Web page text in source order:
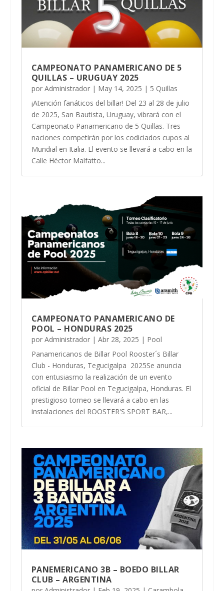
CAMPEONATO PANAMERICANO DE 5
QUILLAS – URUGUAY 2025
por Administrador| May 14, 2025 | 5 Quillas
¡Atención fanáticos del billar! Del 23 al 28 de julio
de 2025, San Bautista, Uruguay, vibrará con el
Campeonato Panamericano de 5 Quillas. Tres
naciones competirán por los codiciados cupos al
Mundial en Italia. El evento se llevará a cabo en la
Calle Héctor Malfatto...
CAMPEONATO PANAMERICANO DE
POOL – HONDURAS 2025
por Administrador| Abr 28, 2025 | Pool
Panamericanos de Billar Pool Rooster´s Billar
Club - Honduras, Tegucigalpa 2025Se anuncia
con entusiasmo la realización de un evento
oficial de Billar Pool en Tegucigalpa, Honduras. El
prestigioso torneo se llevará a cabo en las
instalaciones del ROOSTER'S SPORT BAR,...
PANEMERICANO 3B – BOEDO BILLAR
CLUB – ARGENTINA